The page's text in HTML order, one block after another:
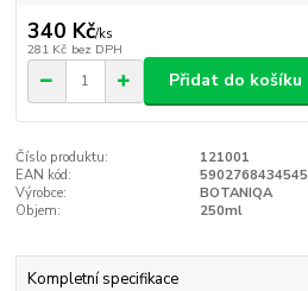
340 Kč/ks
281 Kč bez DPH
Přidat do košíku
Číslo produktu:
121001
EAN kód:
5902768434545
Výrobce:
BOTANIQA
Objem:
250ml
Kompletní specifikace